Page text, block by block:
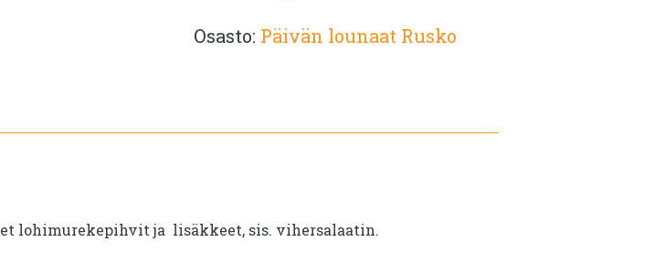
Osasto: Päivän lounaat Rusko
lohimurekepihvit ja lisäkkeet, sis. vihersalaatin.